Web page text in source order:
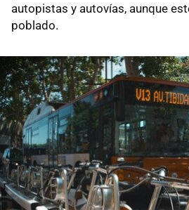
autopistas y autovías, aunque
poblado.